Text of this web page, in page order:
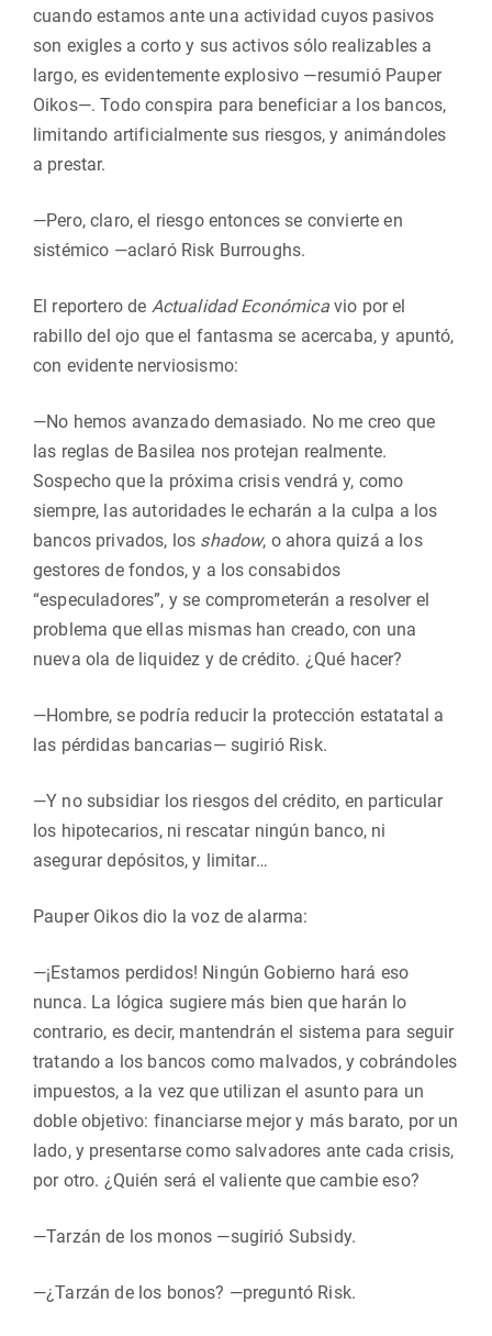
cuando estamos ante una actividad cuyos pasivos
son exigles a corto y sus activos sólo realizables a
largo, es evidentemente explosivo —resumió Pauper
Oikos—. Todo conspira para beneficiar a los bancos,
limitando artificialmente sus riesgos, y animándoles
a prestar.
—Pero, claro, el riesgo entonces se convierte en
sistémico —aclaró Risk Burroughs.
El reportero de Actualidad Económicavio por el
rabillo del ojo que el fantasma se acercaba, y apuntó,
con evidente nerviosismo:
—No hemos avanzado demasiado. No me creo que
las reglas de Basilea nos protejan realmente.
Sospecho que la próxima crisis vendrá y, como
siempre, las autoridades le echarán a la culpa a los
bancos privados, los shadow, o ahora quizá a los
gestores de fondos, y a los consabidos
“especuladores”, y se comprometerán a resolver el
problema que ellas mismas han creado, con una
nueva ola de liquidez y de crédito. ¿Qué hacer?
—Hombre, se podría reducir la protección estatatal a
las pérdidas bancarias— sugirió Risk.
—Y no subsidiar los riesgos del crédito, en particular
los hipotecarios, ni rescatar ningún banco, ni
asegurar depósitos, y limitar…
Pauper Oikos dio la voz de alarma:
—¡Estamos perdidos! Ningún Gobierno hará eso
nunca. La lógica sugiere más bien que harán lo
contrario, es decir, mantendrán el sistema para seguir
tratando a los bancos como malvados, y cobrándoles
impuestos, a la vez que utilizan el asunto para un
doble objetivo: financiarse mejor y más barato, por un
lado, y presentarse como salvadores ante cada crisis,
por otro. ¿Quién será el valiente que cambie eso?
—Tarzán de los monos —sugirió Subsidy.
—¿Tarzán de los bonos? —preguntó Risk.